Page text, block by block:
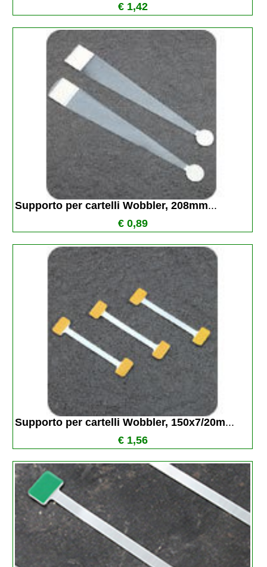
€ 1,42
Supporto per cartelli Wobbler, 208mm...
€ 0,89
Supporto per cartelli Wobbler, 150x7/20m...
€ 1,56